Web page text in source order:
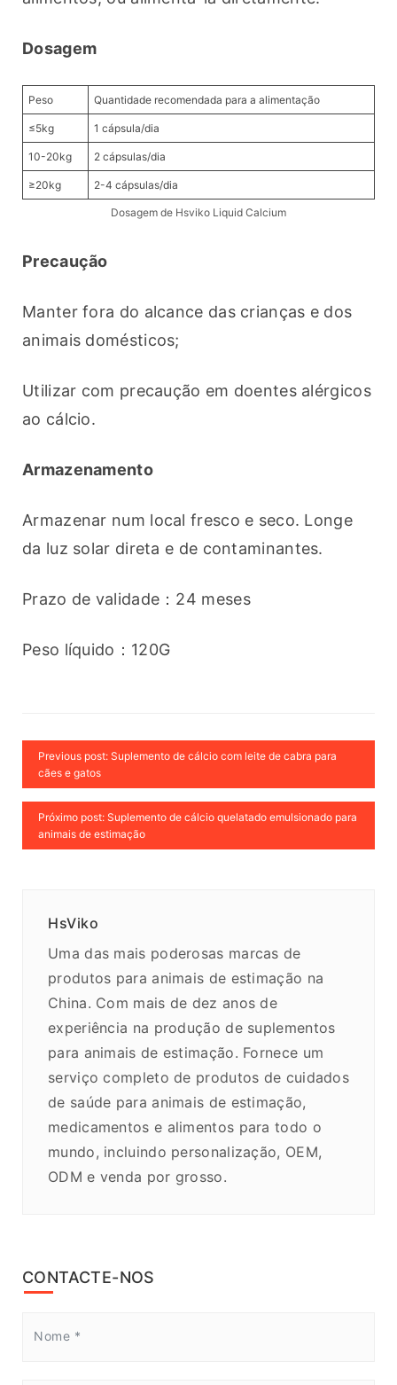
Dosagem
Peso Quantidade recomendada para a alimentação
≤5kg 1 cápsula/dia
10-20kg 2 cápsulas/dia
≥20kg 2-4 cápsulas/dia
Dosagem de Hsviko Liquid Calcium
Precaução
Manter fora do alcance das crianças e dos
animais domésticos;
Utilizar com precaução em doentes alérgicos
ao cálcio.
Armazenamento
Armazenar num local fresco e seco. Longe
da luz solar direta e de contaminantes.
Prazo de validade：24 meses
Peso líquido：120G
Previous post: Suplemento de cálcio com leite de cabra para
cães e gatos
Próximo post: Suplemento de cálcio quelatado emulsionado para
animais de estimação
HsViko
Uma das mais poderosas marcas de
produtos para animais de estimação na
China. Com mais de dez anos de
experiência na produção de suplementos
para animais de estimação. Fornece um
serviço completo de produtos de cuidados
de saúde para animais de estimação,
medicamentos e alimentos para todo o
mundo, incluindo personalização, OEM,
ODM e venda por grosso.
CONTACTE-NOS